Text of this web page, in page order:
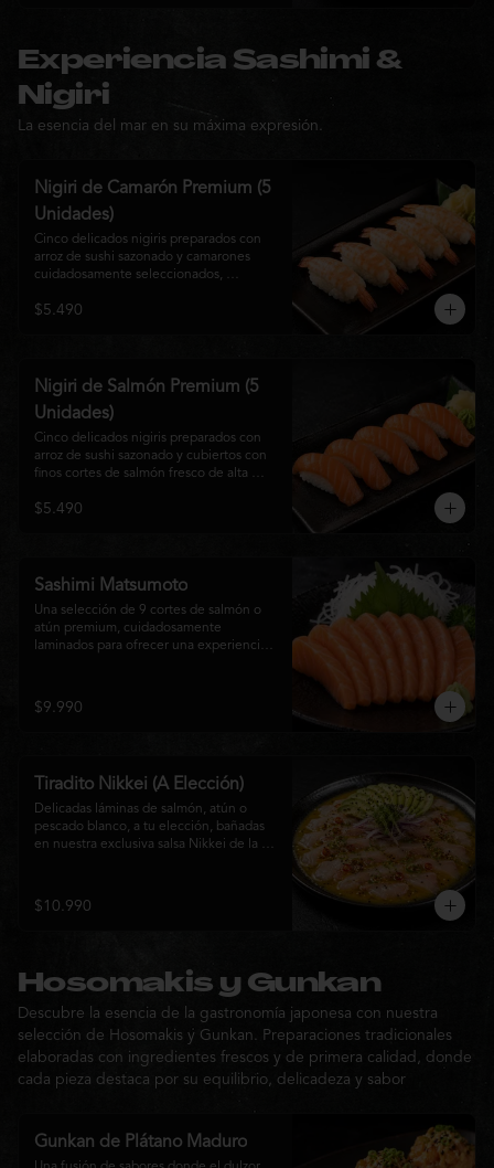
Experiencia Sashimi &
Nigiri
La esencia del mar en su máxima expresión.
Nigiri de Camarón Premium (5
Unidades)
Cinco delicados nigiris preparados con
arroz de sushi sazonado y camarones
cuidadosamente seleccionados,
Su textura suave, frescura y sabor natural
$5.490
Nigiri de Salmón Premium (5
Unidades)
Cinco delicados nigiris preparados con
arroz de sushi sazonado y cubiertos con
finos cortes de salmón fresco de alta
gastronomía japonesa que destaca por su
$5.490
Sashimi Matsumoto
Una selección de 9 cortes de salmón o
atún premium, cuidadosamente
laminados para ofrecer una experiencia
$9.990
Tiradito Nikkei (A Elección)
Delicadas láminas de salmón, atún o
pescado blanco, a tu elección, bañadas
en nuestra exclusiva salsa Nikkei de la
palta, cebolla morada, ají fresco, brotes y
sésamo, ofreciendo una experiencia
$10.990
Hosomakis y Gunkan
Descubre la esencia de la gastronomía japonesa con nuestra
selección de Hosomakis y Gunkan. Preparaciones tradicionales
elaboradas con ingredientes frescos y de primera calidad, donde
cada pieza destaca por su equilibrio, delicadeza y sabor
Gunkan de Plátano Maduro